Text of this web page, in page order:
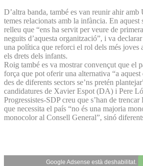
D’altra banda, també es van reunir ahir
temes relacionats amb la infància. En aquest
relleu que “ens ha servit per veure de
neguits d’aquesta organització”, i va
una política que reforci el rol dels més joves
els drets dels infants.
Roig també es va mostrar convençut que el
força que pot oferir una alternativa “a
des de diferents sectors se’ns pretén
candidatures de Xavier Espot (DA) i Pere
Progressistes-SDP creu que s’han de
que necessita el país “no és una majoria
monocolor al Consell General”, sinó
Google Adsense està deshabilitat.